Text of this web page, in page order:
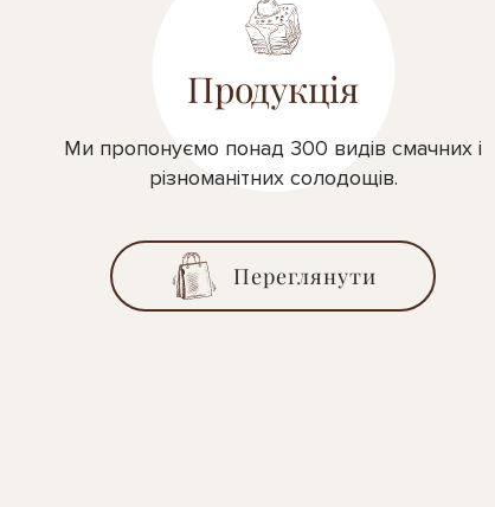
Продукція
Ми пропонуємо понад 300 видів смачних і
різноманітних солодощів.
Переглянути